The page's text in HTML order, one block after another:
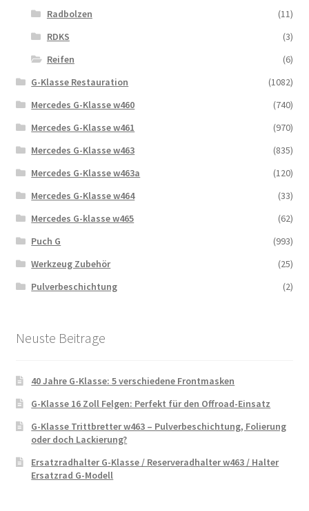
Radbolzen
(11)
RDKS
(3)
Reifen
(6)
G-Klasse Restauration
(1082)
Mercedes G-Klasse w460
(740)
Mercedes G-Klasse w461
(970)
Mercedes G-Klasse w463
(835)
Mercedes G-Klasse w463a
(120)
Mercedes G-Klasse w464
(33)
Mercedes G-klasse w465
(62)
Puch G
(993)
Werkzeug Zubehör
(25)
Pulverbeschichtung
(2)
Neuste Beitrage
40 Jahre G-Klasse: 5 verschiedene Frontmasken
G-Klasse 16 Zoll Felgen: Perfekt für den Offroad-Einsatz
G-Klasse Trittbretter w463 – Pulverbeschichtung, Folierung
oder doch Lackierung?
Ersatzradhalter G-Klasse / Reserveradhalter w463 / Halter
Ersatzrad G-Modell